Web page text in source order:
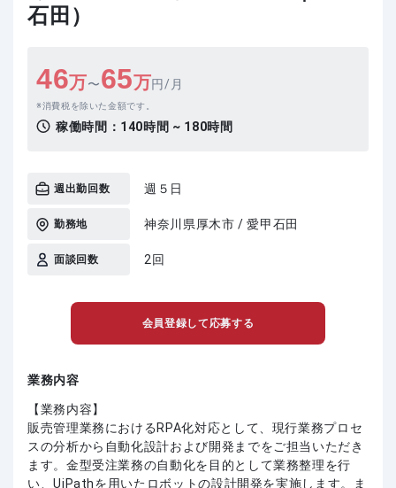
石田）
46万〜65万円/月
消費税を除いた金額です。
稼働時間： 140時間 ~ 180時間
週出勤回数 週５日
勤務地 神奈川県厚木市 / 愛甲石田
面談回数 2回
会員登録して応募する
業務内容
【業務内容】
販売管理業務におけるRPA化対応として、現行業務プロセ
スの分析から自動化設計および開発までをご担当いただき
ます。金型受注業務の自動化を目的として業務整理を行
い、UiPathを用いたロボットの設計開発を実施します。ま